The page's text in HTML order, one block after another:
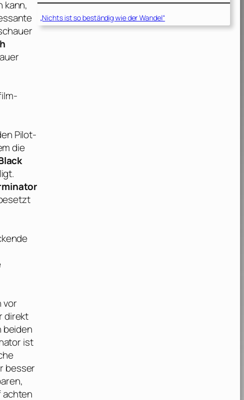
kann,
Pilot-
die
vor
direkt
beiden
ist
besser
achten
„Nichts ist so beständig wie der Wandel“